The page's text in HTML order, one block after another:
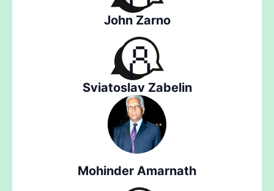
John Zarno
Sviatoslav Zabelin
Mohinder Amarnath